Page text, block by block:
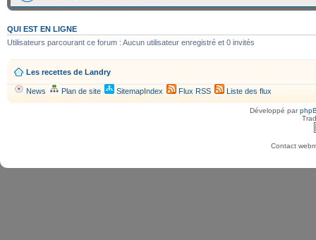
QUI EST EN LIGNE
Utilisateurs parcourant ce forum : Aucun utilisateur enregistré et 0 invités
Les recettes de Landry
News Plan de site SitemapIndex Flux RSS Liste des flux
Développé par
Contact